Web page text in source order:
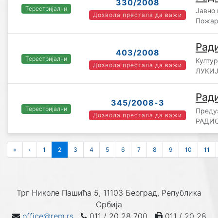
Терестријални
330/2008
Дозвола престала да важи
Терестријални
403/2008
Дозвола престала да важи
Терестријални
345/2008-3
Дозвола престала да важи
« ‹ 1 2 3 4 5 6 7 8 9 10 11
Трг Николе Пашића 5, 11103 Београд, Република
Србија
office@rem.rs
011 / 20 28 700 011 / 20 28